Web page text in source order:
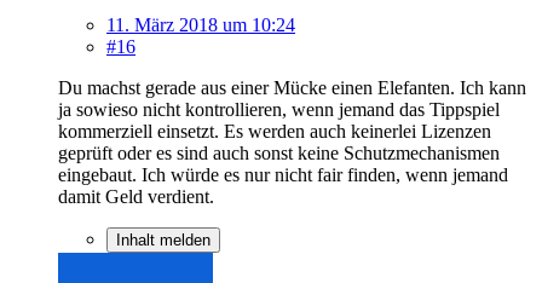
11. März 2018 um 10:24
#16
Du machst gerade aus einer Mücke einen Elefanten. Ich kann
ja sowieso nicht kontrollieren, wenn jemand das Tippspiel
kommerziell einsetzt. Es werden auch keinerlei Lizenzen
geprüft oder es sind auch sonst keine Schutzmechanismen
eingebaut. Ich würde es nur nicht fair finden, wenn jemand
damit Geld verdient.
Inhalt melden